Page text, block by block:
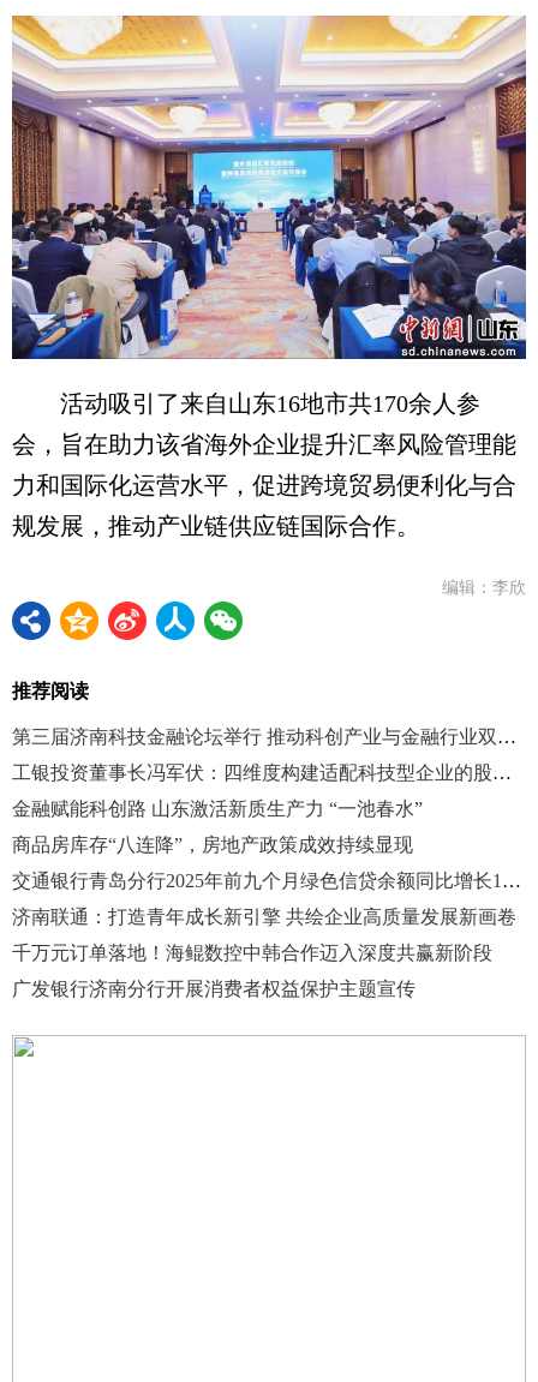
活动吸引了来自山东16地市共170余人参
会，旨在助力该省海外企业提升汇率风险管理能
力和国际化运营水平，促进跨境贸易便利化与合
规发展，推动产业链供应链国际合作。
编辑：李欣
推荐阅读
第三届济南科技金融论坛举行 推动科创产业与金融行业双向赋能
工银投资董事长冯军伏：四维度构建适配科技型企业的股债结合全生命周期服务矩阵
金融赋能科创路 山东激活新质生产力 “一池春水”
商品房库存“八连降”，房地产政策成效持续显现
交通银行青岛分行2025年前九个月绿色信贷余额同比增长12.56%
济南联通：打造青年成长新引擎 共绘企业高质量发展新画卷
千万元订单落地！海鲲数控中韩合作迈入深度共赢新阶段
广发银行济南分行开展消费者权益保护主题宣传